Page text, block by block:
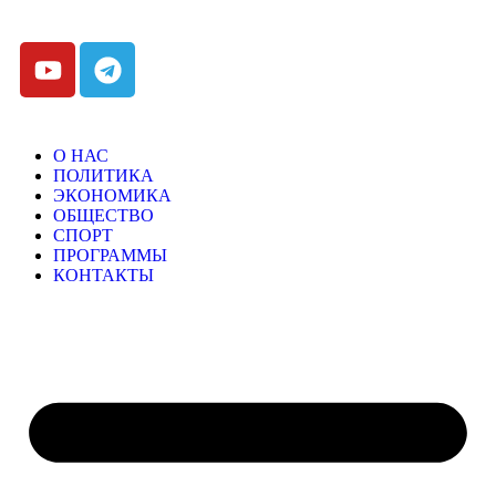
О НАС
ПОЛИТИКА
ЭКОНОМИКА
ОБЩЕСТВО
СПОРТ
ПРОГРАММЫ
КОНТАКТЫ